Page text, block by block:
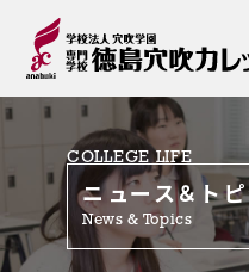
COLLEGE LIFE
ニュース＆ト
News & Topics